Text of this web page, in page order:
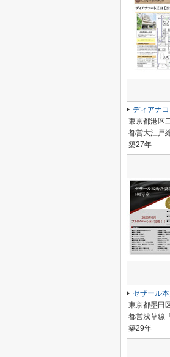
東京都港区
都営大江戸
築27年
東京都墨田
都営浅草線
築29年